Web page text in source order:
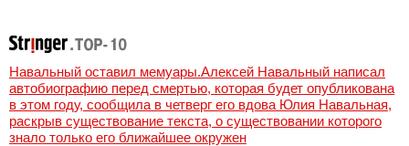
Навальный оставил мемуары.Алексей Навальный написал
автобиографию перед смертью, которая будет опубликована
в этом году, сообщила в четверг его вдова Юлия Навальная,
раскрыв существование текста, о существовании которого
знало только его ближайшее окружен